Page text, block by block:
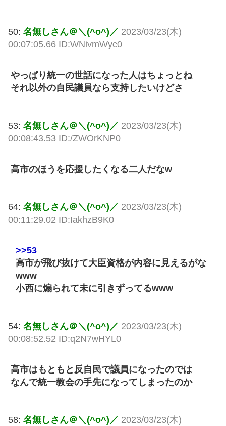
50: 名無しさん＠＼(^o^)／ 2023/03/23(木)
00:07:05.66 ID:WNivmWyc0
やっぱり統一の世話になった人はちょっとね
それ以外の自民議員なら支持したいけどさ
53: 名無しさん＠＼(^o^)／ 2023/03/23(木)
00:08:43.53 ID:/ZWOrKNP0
高市のほうを応援したくなる二人だなw
64: 名無しさん＠＼(^o^)／ 2023/03/23(木)
00:11:29.02 ID:IakhzB9K0
>>53
高市が飛び抜けて大臣資格が内容に見えるがな
www
小西に煽られて未に引きずってるwww
54: 名無しさん＠＼(^o^)／ 2023/03/23(木)
00:08:52.52 ID:q2N7wHYL0
高市はもともと反自民で議員になったのでは
なんで統一教会の手先になってしまったのか
58: 名無しさん＠＼(^o^)／ 2023/03/23(木)